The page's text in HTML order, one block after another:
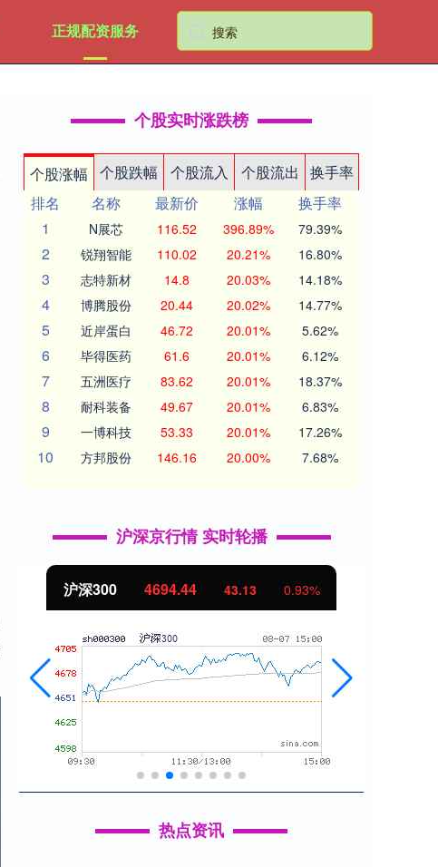
正规配资服务
个股实时涨跌榜
个股涨幅 个股跌幅 个股流入 个股流出
换手率
排名
名称 最新价 涨幅
换手率
1
N展芯 116.52 396.89% 79.39%
2 锐翔智能 110.02 20.21% 16.80%
3 志特新材 14.8 20.03% 14.18%
4 博腾股份 20.44 20.02% 14.77%
5 近岸蛋白 46.72 20.01% 5.62%
6 毕得医药 61.6 20.01% 6.12%
7 五洲医疗 83.62 20.01% 18.37%
8 耐科装备 49.67 20.01% 6.83%
9 一博科技 53.33 20.01% 17.26%
10 方邦股份 146.16 20.00% 7.68%
沪深京行情 实时轮播
沪深300 4694.44 43.13 0.93%
热点资讯